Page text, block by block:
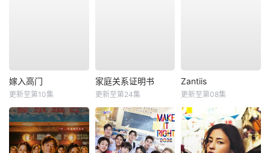
嫁入高门
更新至第10集
家庭关系证明书
更新至第24集
Zantiis
更新至第08集